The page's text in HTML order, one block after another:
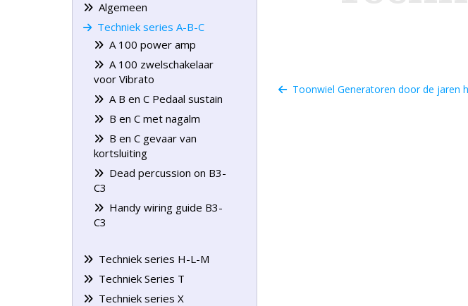
Algemeen
Techniek series A-B-C
A 100 power amp
A 100 zwelschakelaar
voor Vibrato
A B en C Pedaal sustain
B en C met nagalm
B en C gevaar van
kortsluiting
Dead percussion on B3-
C3
Handy wiring guide B3-
C3
Techniek series H-L-M
Techniek Series T
Techniek series X
Toonwiel Generatoren door de jaren